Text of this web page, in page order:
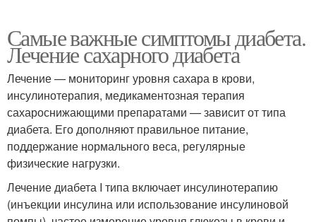
Самые важные симптомы диабета.
Лечение сахарного диабета
Лечение — мониторинг уровня сахара в крови,
инсулинотерапия, медикаментозная терапия
сахароснижающими препаратами — зависит от типа
диабета. Его дополняют правильное питание,
поддержание нормального веса, регулярные
физические нагрузки.
Лечение диабета I типа включает инсулинотерапию
(инъекции инсулина или использование инсулиновой